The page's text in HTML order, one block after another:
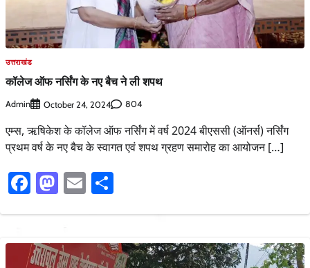
उत्तराखंड
कॉलेज ऑफ नर्सिंग के नए बैच ने ली शपथ
Admin October 24, 2024 804
एम्स, ऋषिकेश के कॉलेज ऑफ नर्सिंग में वर्ष 2024 बीएससी (ऑनर्स) नर्सिंग
प्रथम वर्ष के नए बैच के स्वागत एवं शपथ ग्रहण समारोह का आयोजन […]
Facebook
Mastodon
Email